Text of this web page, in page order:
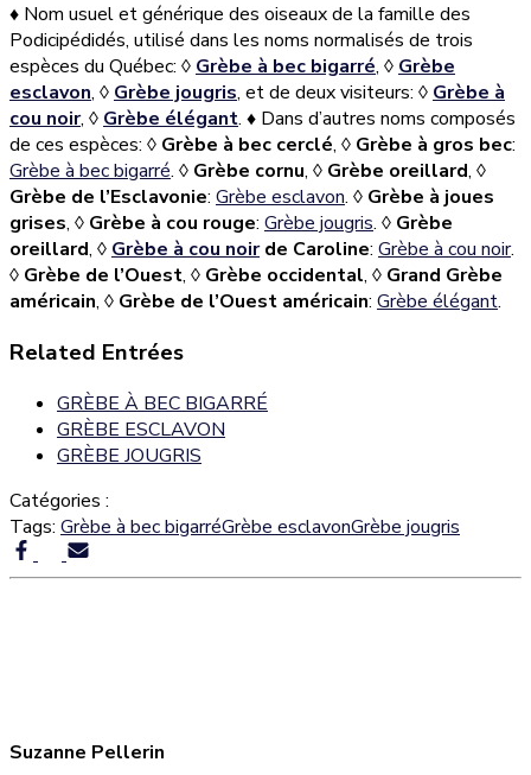
♦ Nom usuel et générique des oiseaux de la famille des
Podicipédidés, utilisé dans les noms normalisés de trois
espèces du Québec: ◊ Grèbe à bec bigarré, ◊ Grèbe
esclavon, ◊ Grèbe jougris, et de deux visiteurs: ◊ Grèbe à
cou noir, ◊ Grèbe élégant. ♦ Dans d’autres noms composés
de ces espèces: ◊ Grèbe à bec cerclé, ◊ Grèbe à gros bec:
Grèbe à bec bigarré. ◊ Grèbe cornu, ◊ Grèbe oreillard, ◊
Grèbe de l’Esclavonie: Grèbe esclavon. ◊ Grèbe à joues
grises, ◊ Grèbe à cou rouge: Grèbe jougris. ◊ Grèbe
oreillard, ◊ Grèbe à cou noirde Caroline: Grèbe à cou noir.
◊ Grèbe de l’Ouest, ◊ Grèbe occidental, ◊ Grand Grèbe
américain, ◊ Grèbe de l’Ouest américain: Grèbe élégant.
Related Entrées
GRÈBE À BEC BIGARRÉ
GRÈBE ESCLAVON
GRÈBE JOUGRIS
Catégories :
Tags: Grèbe à bec bigarréGrèbe esclavonGrèbe jougris
Suzanne Pellerin